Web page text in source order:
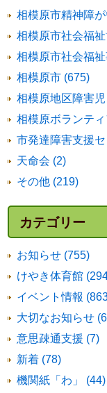
相模原市精神障
相模原市社会福
相模原市社会福
相模原市 (675)
相模原地区障害
相模原ボランテ
市発達障害支援
天命会 (2)
その他 (219)
カテゴリー
お知らせ (755)
けやき体育館
イベント情報
大切なお知らせ
意思疎通支援 (7)
新着 (78)
機関紙「わ」 (44)